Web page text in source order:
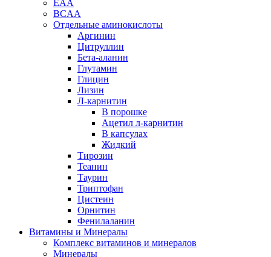
EAA
BCAA
Отдельные аминокислоты
Аргинин
Цитруллин
Бета-аланин
Глутамин
Глицин
Лизин
Л-карнитин
В порошке
Ацетил л-карнитин
В капсулах
Жидкий
Тирозин
Теанин
Таурин
Триптофан
Цистеин
Орнитин
Фенилаланин
Витамины и Минералы
Комплекс витаминов и минералов
Минералы